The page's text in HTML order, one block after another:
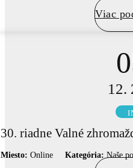
Viac
12.
30. riadne Valné
Miesto: Online Kategória:Naše